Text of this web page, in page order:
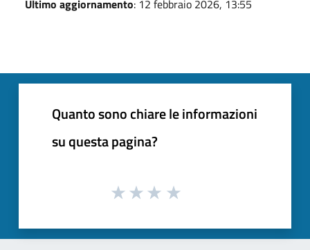
Ultimo aggiornamento: 12 febbraio 2026, 13:55
Quanto sono chiare le informazioni
su questa pagina?